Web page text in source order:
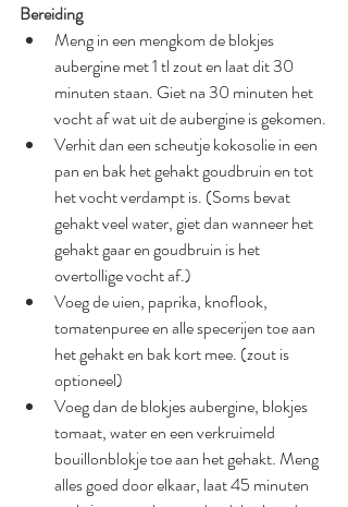
Bereiding
Meng in een mengkom de blokjes
aubergine met 1 tl zout en laat dit 30
minuten staan. Giet na 30 minuten het
vocht af wat uit de aubergine is gekomen.
Verhit dan een scheutje kokosolie in een
pan en bak het gehakt goudbruin en tot
het vocht verdampt is. (Soms bevat
gehakt veel water, giet dan wanneer het
gehakt gaar en goudbruin is het
overtollige vocht af.)
Voeg de uien, paprika, knoflook,
tomatenpuree en alle specerijen toe aan
het gehakt en bak kort mee. (zout is
optioneel)
Voeg dan de blokjes aubergine, blokjes
tomaat, water en een verkruimeld
bouillonblokje toe aan het gehakt. Meng
alles goed door elkaar, laat 45 minuten